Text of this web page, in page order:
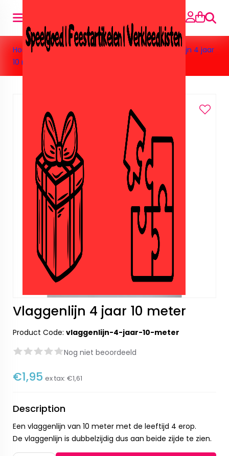
Search
Home » Feestartikelen» Vlaggenlijnen» Vlaggenlijn 4 jaar
10 meter
Vlaggenlijn 4 jaar 10 meter
Product Code: vlaggenlijn-4-jaar-10-meter
Nog niet beoordeeld
€1,95 ex tax: €1,61
Description
Een vlaggenlijn van 10 meter met de leeftijd 4 erop.
De vlaggenlijn is dubbelzijdig dus aan beide zijde te zien.